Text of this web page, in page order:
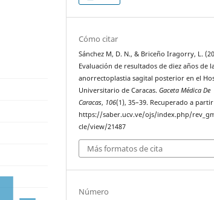
Cómo citar
Sánchez M, D. N., & Briceño Iragorry, L.
Evaluación de resultados de diez años de
anorrectoplastia sagital posterior en el
Universitario de Caracas.Gaceta Médica De
Caracas, 106(1), 35–39. Recuperado a
https://saber.ucv.ve/ojs/index.php/
cle/view/21487
Más formatos de cita
Número